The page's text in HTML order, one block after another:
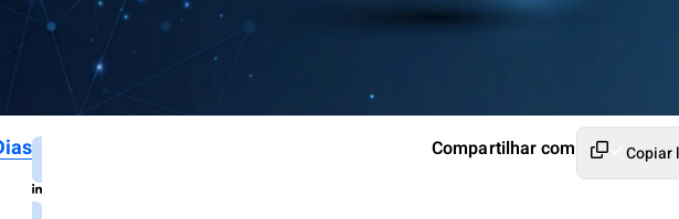
Compartilhar com Copiar